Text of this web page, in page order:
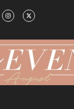
スタイル情報